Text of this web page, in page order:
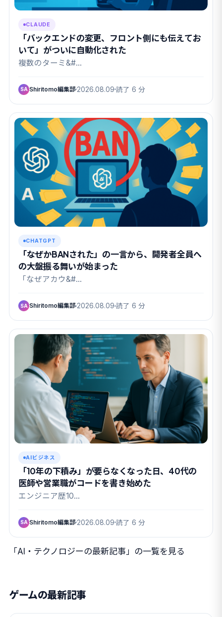
CLAUDE
「バックエンドの変更、フロント側にも伝えてお
いて」がついに自動化された
複数のターミ&#…
SA Shiritomo編集部 2026.08.09 読了 6 分
CHATGPT
「なぜかBANされた」の一言から、開発者全員へ
の大盤振る舞いが始まった
「なぜアカウ&#…
SA Shiritomo編集部 2026.08.09 読了 6 分
AIビジネス
「10年の下積み」が要らなくなった日、40代の
医師や営業職がコードを書き始めた
エンジニア歴10…
SA Shiritomo編集部 2026.08.09 読了 6 分
「AI・テクノロジーの最新記事」の一覧を見る
ゲームの最新記事